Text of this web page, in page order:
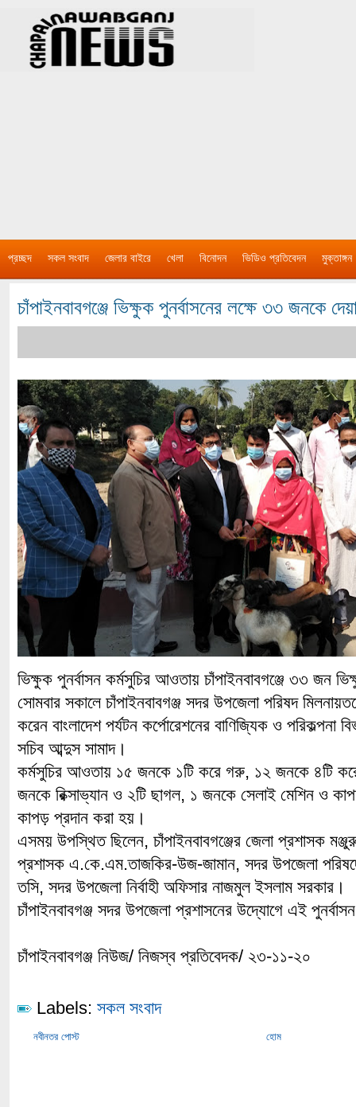
প্রচ্ছদ সকল সংবাদ জেলার বাইরে খেলা বিনোদন ভিডিও প্রতিবেদন মুক্তাঙ্গন
চাঁপাইনবাবগঞ্জে ভিক্ষুক পুনর্বাসনের লক্ষে ৩৩ জনকে
ভিক্ষুক পুনর্বাসন কর্মসুচির আওতায় চাঁপাইনবাবগঞ্জে ৩৩ জন
সোমবার সকালে চাঁপাইনবাবগঞ্জ সদর উপজেলা পরিষদ
করেন বাংলাদেশ পর্যটন কর্পোরেশনের বাণিজ্যিক ও পরিকল্পনা
সচিব আব্দুস সামাদ।
কর্মসুচির আওতায় ১৫ জনকে ১টি করে গরু, ১২ জনকে ৪টি
জনকে রিক্সাভ্যান ও ২টি ছাগল, ১ জনকে সেলাই মেশিন ও
কাপড় প্রদান করা হয়।
এসময় উপস্থিত ছিলেন, চাঁপাইনবাবগঞ্জের জেলা প্রশাসক
প্রশাসক এ.কে.এম.তাজকির-উজ-জামান, সদর উপজেলা
তসি, সদর উপজেলা নির্বাহী অফিসার নাজমুল ইসলাম সরকার।
চাঁপাইনবাবগঞ্জ সদর উপজেলা প্রশাসনের উদ্যোগে এই
চাঁপাইনবাবগঞ্জ নিউজ/ নিজস্ব প্রতিবেদক/ ২৩-১১-২০
Labels: সকল সংবাদ
নবীনতর পোস্ট হোম